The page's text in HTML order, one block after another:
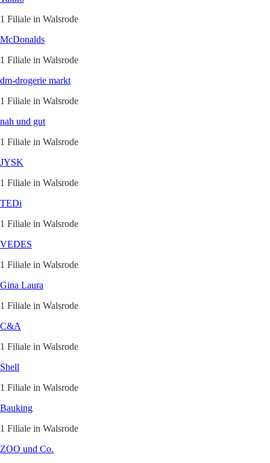
1 Filiale in Walsrode
McDonalds
1 Filiale in Walsrode
dm-drogerie markt
1 Filiale in Walsrode
nah und gut
1 Filiale in Walsrode
JYSK
1 Filiale in Walsrode
TEDi
1 Filiale in Walsrode
VEDES
1 Filiale in Walsrode
Gina Laura
1 Filiale in Walsrode
C&A
1 Filiale in Walsrode
Shell
1 Filiale in Walsrode
Bauking
1 Filiale in Walsrode
ZOO und Co.